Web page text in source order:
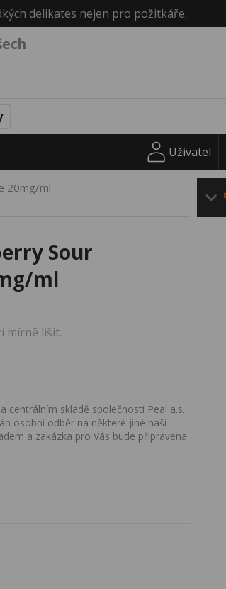
delikates nejen pro požitkáře.
Uživatel
20mg/ml
Sour
ml
mírně lišit.
centrálním skladě společnosti Peal a.s.,
osobní odběr na některé jiné naší
a zakázka pro Vás bude připravena